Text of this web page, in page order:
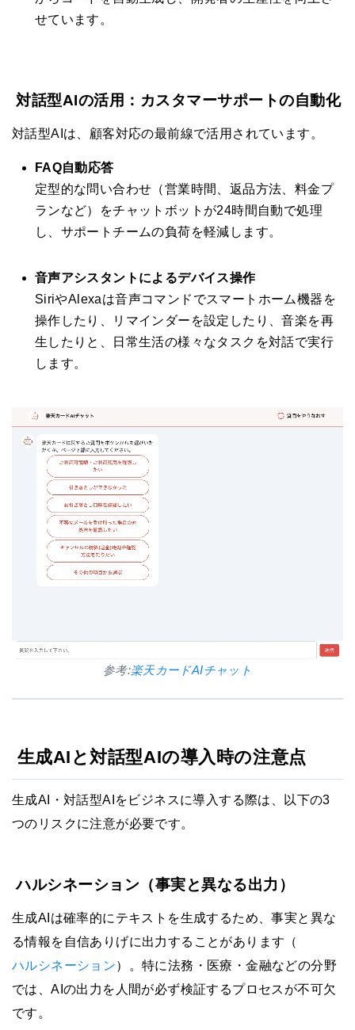
せています。
対話型AIの活用：カスタマーサポートの自動化
対話型AIは、顧客対応の最前線で活用されています。
FAQ自動応答
定型的な問い合わせ（営業時間、返品方法、料金プ
ランなど）をチャットボットが24時間自動で処理
し、サポートチームの負荷を軽減します。
音声アシスタントによるデバイス操作
SiriやAlexaは音声コマンドでスマートホーム機器を
操作したり、リマインダーを設定したり、音楽を再
生したりと、日常生活の様々なタスクを対話で実行
します。
参考:楽天カードAIチャット
生成AIと対話型AIの導入時の注意点
生成AI・対話型AIをビジネスに導入する際は、以下の3
つのリスクに注意が必要です。
ハルシネーション（事実と異なる出力）
生成AIは確率的にテキストを生成するため、事実と異な
る情報を自信ありげに出力することがあります（
ハルシネーション）。特に法務・医療・金融などの分野
では、AIの出力を人間が必ず検証するプロセスが不可欠
です。